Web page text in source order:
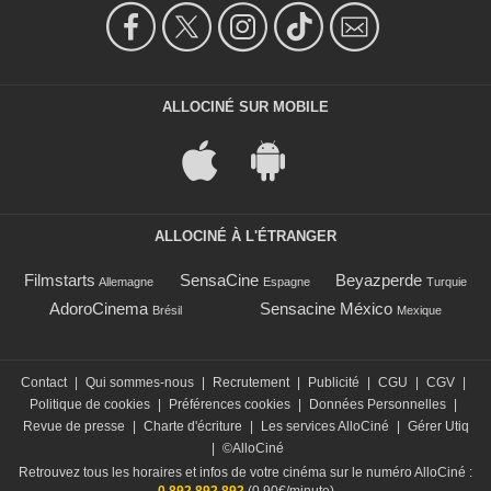
ALLOCINÉ SUR MOBILE
ALLOCINÉ À L'ÉTRANGER
Filmstarts Allemagne SensaCine Espagne Beyazperde Turquie
AdoroCinema Brésil Sensacine México Mexique
Contact Qui sommes-nous Recrutement Publicité CGU CGV
Politique de cookies
Préférences cookies Données Personnelles
Revue de presse
Charte d'écriture Les services AlloCiné
Gérer Utiq
©AlloCiné
Retrouvez tous les horaires et infos de votre cinéma sur le numéro AlloCiné :